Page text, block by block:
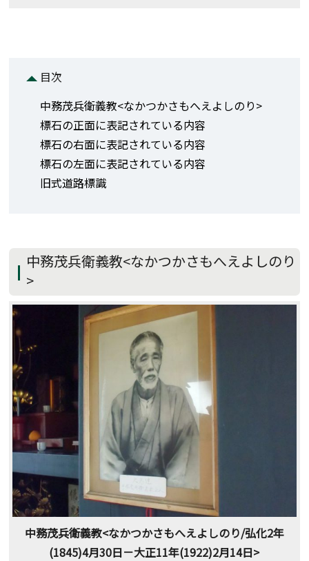
目次
中務茂兵衛義教<なかつかさもへえよしのり>
標石の正面に表記されている内容
標石の右面に表記されている内容
標石の左面に表記されている内容
旧式道路標識
中務茂兵衛義教<なかつかさもへえよしのり
>
中務茂兵衛義教<なかつかさもへえよしのり/弘化2年
(1845)4月30日－大正11年(1922)2月14日>